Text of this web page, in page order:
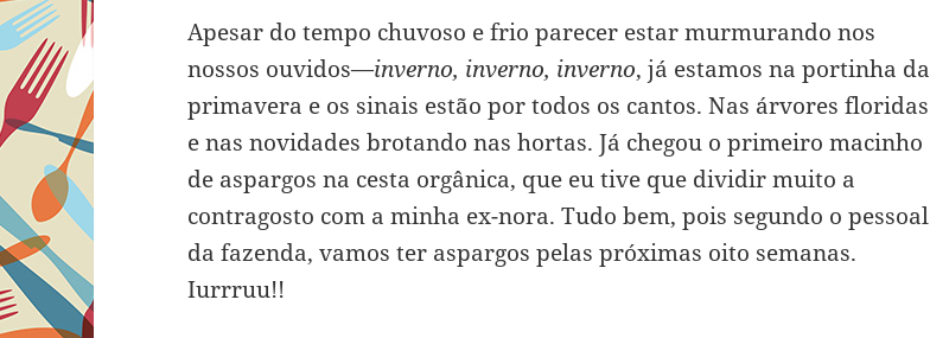
Apesar do tempo chuvoso e frio parecer estar murmurando nos
nossos ouvidos—inverno, inverno, inverno, já estamos na portinha da
primavera e os sinais estão por todos os cantos. Nas árvores floridas
e nas novidades brotando nas hortas. Já chegou o primeiro macinho
de aspargos na cesta orgânica, que eu tive que dividir muito a
contragosto com a minha ex-nora. Tudo bem, pois segundo o pessoal
da fazenda, vamos ter aspargos pelas próximas oito semanas.
Iurrruu!!